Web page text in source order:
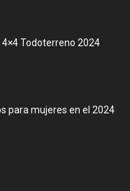
4×4 Todoterreno 2024
para mujeres en el 2024